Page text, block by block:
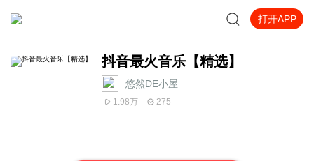
打开APP
抖音最火音乐【精选】
悠然DE小屋
1.98万 275